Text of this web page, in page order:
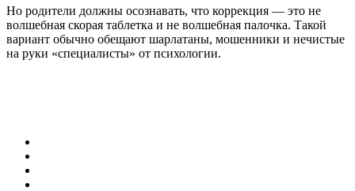
Но родители должны осознавать, что коррекция — это не
волшебная скорая таблетка и не волшебная палочка. Такой
вариант обычно обещают шарлатаны, мошенники и нечистые
на руки «специалисты» от психологии.